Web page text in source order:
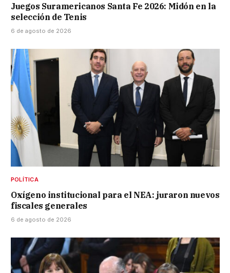
Juegos Suramericanos Santa Fe 2026: Midón en la
selección de Tenis
6 de agosto de 2026
POLÍTICA
Oxígeno institucional para el NEA: juraron nuevos
fiscales generales
6 de agosto de 2026